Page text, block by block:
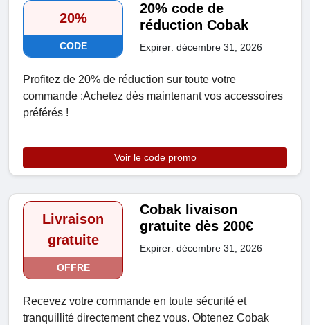
20%
CODE
20% code de
réduction Cobak
Expirer: décembre 31, 2026
Profitez de 20% de réduction sur toute votre
commande :Achetez dès maintenant vos accessoires
préférés !
Voir le code promo
Livraison
gratuite
OFFRE
Cobak livaison
gratuite dès 200€
Expirer: décembre 31, 2026
Recevez votre commande en toute sécurité et
tranquillité directement chez vous. Obtenez Cobak